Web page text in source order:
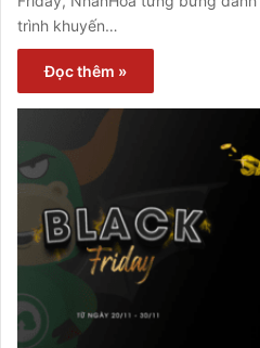
trình khuyến…
Đọc thêm »